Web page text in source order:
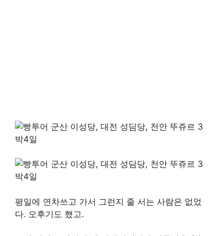
평일에 연차쓰고 가서 그런지 줄 서는 사람은 없었
다. 오후기도 했고.